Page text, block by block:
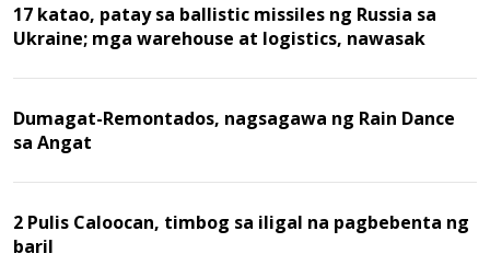
17 katao, patay sa ballistic missiles ng Russia sa
Ukraine; mga warehouse at logistics, nawasak
Dumagat-Remontados, nagsagawa ng Rain Dance
sa Angat
2 Pulis Caloocan, timbog sa iligal na pagbebenta ng
baril